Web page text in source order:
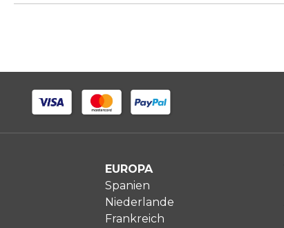
EUROPA
Spanien
Niederlande
Frankreich